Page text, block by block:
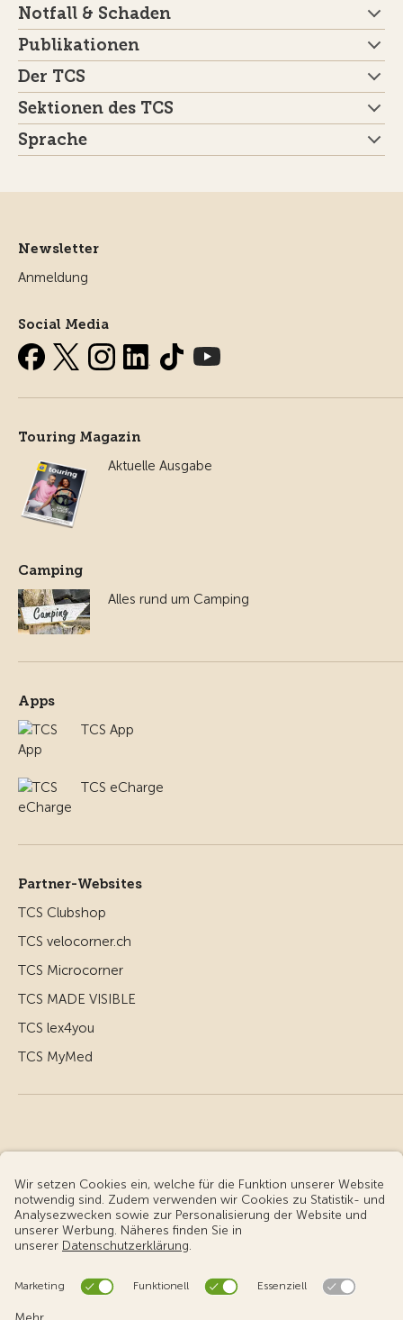
Notfall & Schaden
Publikationen
Der TCS
Sektionen des TCS
Sprache
Newsletter
Anmeldung
Social Media
Touring Magazin
Aktuelle Ausgabe
Camping
Alles rund um Camping
Apps
TCS App
TCS eCharge
Partner-Websites
TCS Clubshop
TCS velocorner.ch
TCS Microcorner
TCS MADE VISIBLE
TCS lex4you
TCS MyMed
© Touring Club Schweiz
Benutzungsbedingungen - rechtliche Informationen